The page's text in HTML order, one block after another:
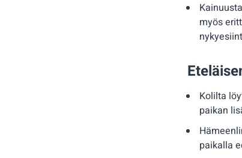
myös
Kolilta
paikan
paikalla